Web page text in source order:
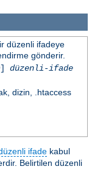
düzenli ifadeye
gönderir.
] düzenli-ifade
dizin, .htaccess
ifade kabul
Belirtilen düzenli